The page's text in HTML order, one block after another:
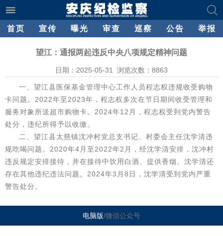
首页 宣传 曝光 审查 巡察 公告 举报
望江：通报两起违反中央八项规定精神问题
日期：2025-05-31 浏览次数： 8863
一、望江县医保基金管理中心工作人员程志权违规收受购物
卡问题。2022年至2023年，程志权多次在节日期间收受管理和
服务对象所送超市购物卡。2024年12月，程志权受到党内警告
处分，违纪所得予以收缴。
二、望江县太慈镇沈冲村党总支书记、村委会主任沈学清违
规吃喝问题。2020年4月至2022年2月，经沈学清安排，沈冲村
违反规定安排接待，并在接待中饮用白酒、提供香烟。沈学清还
存在其他违纪违法问题。2024年3月8日，沈学清受到党内严重
警告处分。
电脑版/微信公众号